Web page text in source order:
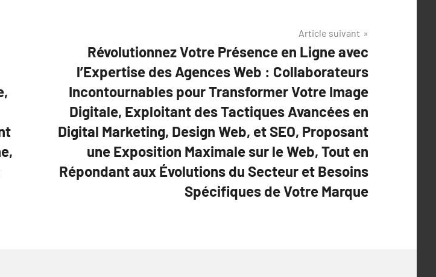
Article suivant
Révolutionnez Votre Présence en Ligne avec
l’Expertise des Agences Web : Collaborateurs
Incontournables pour Transformer Votre Image
Digitale, Exploitant des Tactiques Avancées en
Digital Marketing, Design Web, et SEO, Proposant
une Exposition Maximale sur le Web, Tout en
Répondant aux Évolutions du Secteur et Besoins
Spécifiques de Votre Marque